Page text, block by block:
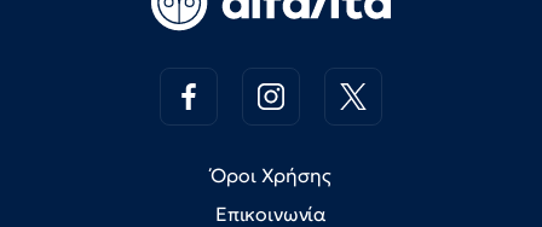
Όροι Χρήσης
Επικοινωνία